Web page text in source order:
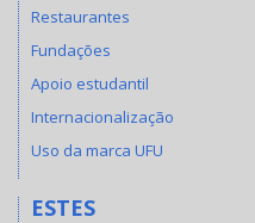
Restaurantes
Fundações
Apoio estudantil
Internacionalização
Uso da marca UFU
ESTES